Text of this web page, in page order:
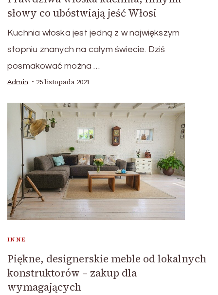
słowy co ubóstwiają jeść Włosi
Kuchnia włoska jest jedną z w największym
stopniu znanych na całym świecie. Dziś
posmakować można …
Admin 25 listopada 2021
INNE
Piękne, designerskie meble od lokalnych
konstruktorów – zakup dla
wymagających